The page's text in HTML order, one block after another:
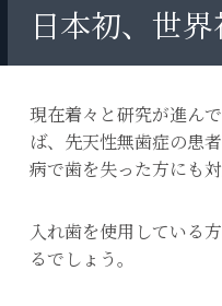
日本初、世
現在着々と研究が進ん
ば、先天性無歯症の患
病で歯を失った方にも対
入れ歯を使用している
るでしょう。